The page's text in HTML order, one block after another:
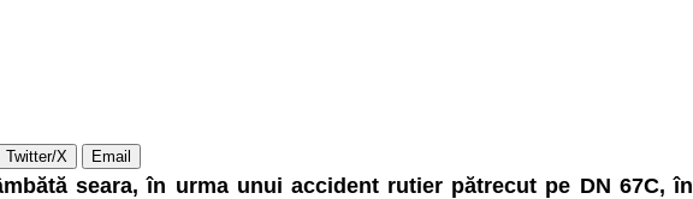
Twitter/X Email
seara, în urma unui accident rutier pătrecut pe DN 67C, în